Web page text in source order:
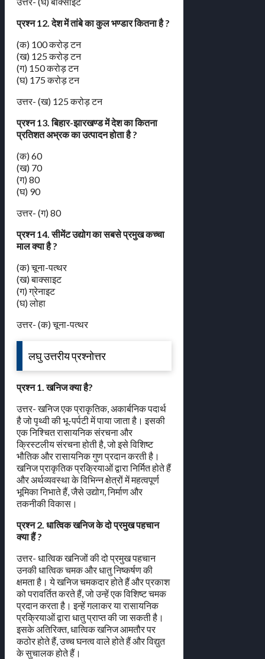
प्रश्न 12. देश में तांबे का कुल भण्डार कितना है ?
(क) 100 करोड़ टन
(ख) 125 करोड़ टन
(ग) 150 करोड़ टन
(घ) 175 करोड़ टन
उत्तर- (ख) 125 करोड़ टन
प्रश्न 13. बिहार-झारखण्ड में देश का कितना
प्रतिशत अभ्रक का उत्पादन होता है ?
(क) 60
(ख) 70
(ग) 80
(घ) 90
उत्तर- (ग) 80
प्रश्न 14. सीमेंट उद्योग का सबसे प्रमुख कच्चा
माल क्या है ?
(क) चूना-पत्थर
(ख) बाक्साइट
(ग) ग्रेनाइट
(घ) लोहा
उत्तर- (क) चूना-पत्थर
लघु उत्तरीय प्रश्नोत्तर
प्रश्न 1. खनिज क्या है?
उत्तर- खनिज एक प्राकृतिक, अकार्बनिक पदार्थ
है जो पृथ्वी की भू-पर्पटी में पाया जाता है। इसकी
एक निश्चित रासायनिक संरचना और
क्रिस्टलीय संरचना होती है, जो इसे विशिष्ट
भौतिक और रासायनिक गुण प्रदान करती है।
खनिज प्राकृतिक प्रक्रियाओं द्वारा निर्मित होते हैं
और अर्थव्यवस्था के विभिन्न क्षेत्रों में महत्वपूर्ण
भूमिका निभाते हैं, जैसे उद्योग, निर्माण और
तकनीकी विकास।
प्रश्न 2. धात्विक खनिज के दो प्रमुख पहचान
क्या हैं ?
उत्तर- धात्विक खनिजों की दो प्रमुख पहचान
उनकी धात्विक चमक और धातु निष्कर्षण की
क्षमता है। ये खनिज चमकदार होते हैं और प्रकाश
को परावर्तित करते हैं, जो उन्हें एक विशिष्ट चमक
प्रदान करता है। इन्हें गलाकर या रासायनिक
प्रक्रियाओं द्वारा धातु प्राप्त की जा सकती है।
इसके अतिरिक्त, धात्विक खनिज आमतौर पर
कठोर होते हैं, उच्च घनत्व वाले होते हैं और विद्युत
के सुचालक होते हैं।